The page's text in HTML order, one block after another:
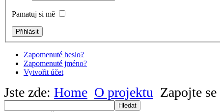
Pamatuj si mě
Zapomenuté heslo?
Zapomenuté jméno?
Vytvořit účet
Jste zde: Home O projektu Zapojte se
Hledat